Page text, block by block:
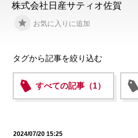
お気に入りに追加
株式会社日産サティオ佐賀
タグから記事を絞り込む
すべての記事（1）
2024/07/20 15:25